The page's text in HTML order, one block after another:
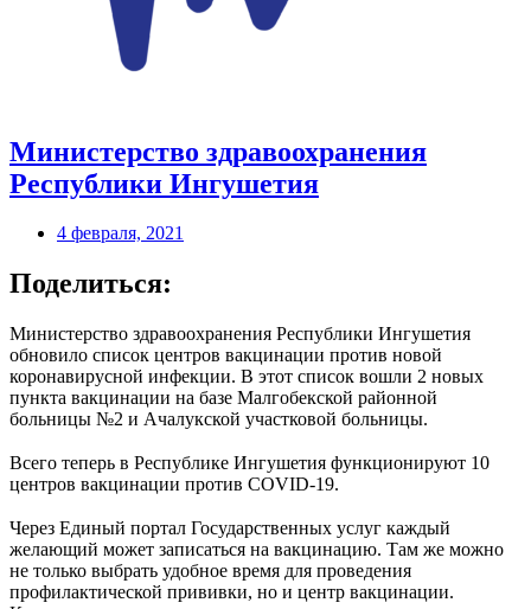
Министерство здравоохранения
Республики Ингушетия
4 февраля, 2021
Поделиться:
Министерство здравоохранения Республики Ингушетия
обновило список центров вакцинации против новой
коронавирусной инфекции. В этот список вошли 2 новых
пункта вакцинации на базе Малгобекской районной
больницы №2 и Ачалукской участковой больницы.
Всего теперь в Республике Ингушетия функционируют 10
центров вакцинации против COVID-19.
Через Единый портал Государственных услуг каждый
желающий может записаться на вакцинацию. Там же можно
не только выбрать удобное время для проведения
профилактической прививки, но и центр вакцинации.